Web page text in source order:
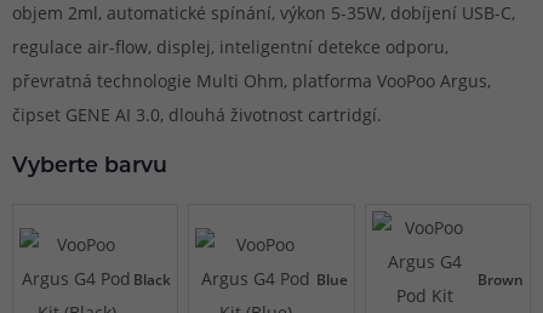
objem 2ml, automatické spínání, výkon 5-35W, dobíjení USB-C,
regulace air-flow, displej, inteligentní detekce odporu,
převratná technologie Multi Ohm, platforma VooPoo Argus,
čipset GENE AI 3.0, dlouhá životnost cartridgí.
Vyberte barvu
Black Blue Brown